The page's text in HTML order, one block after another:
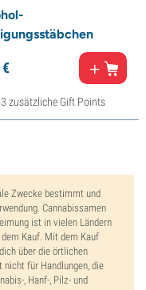
€
zusätzliche Gift Points
Zwecke bestimmt und
Cannabissamen
ist in vielen Ländern
Kauf. Mit dem Kauf
über die örtlichen
für Handlungen, die
, Hanf-, Pilz- und